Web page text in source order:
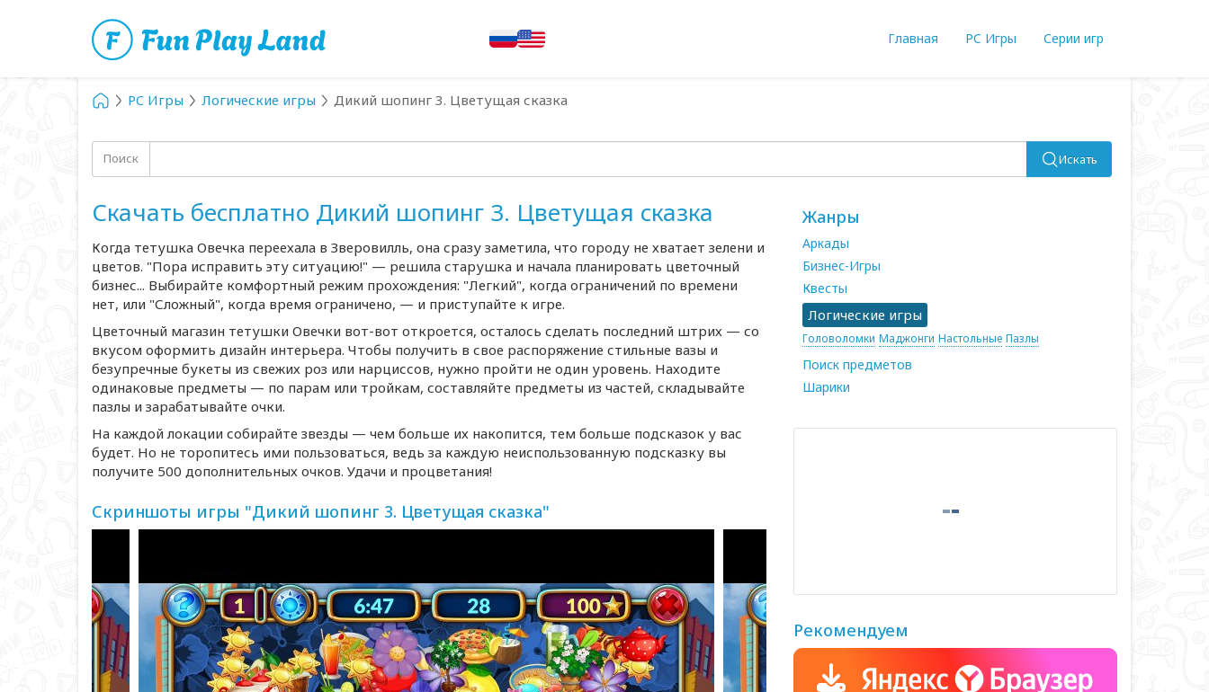
Главная PC Игры Серии игр
PC Игры Логические игры Дикий шопинг 3. Цветущая сказка
Поиск Искать
Скачать бесплатно Дикий шопинг 3. Цветущая сказка
Когда тетушка Овечка переехала в Зверовилль, она сразу заметила, что городу не хватает зелени и
цветов. "Пора исправить эту ситуацию!" — решила старушка и начала планировать цветочный
бизнес... Выбирайте комфортный режим прохождения: "Легкий", когда ограничений по времени
нет, или "Сложный", когда время ограничено, — и приступайте к игре.
Цветочный магазин тетушки Овечки вот-вот откроется, осталось сделать последний штрих — со
вкусом оформить дизайн интерьера. Чтобы получить в свое распоряжение стильные вазы и
безупречные букеты из свежих роз или нарциссов, нужно пройти не один уровень. Находите
одинаковые предметы — по парам или тройкам, составляйте предметы из частей, складывайте
пазлы и зарабатывайте очки.
На каждой локации собирайте звезды — чем больше их накопится, тем больше подсказок у вас
будет. Но не торопитесь ими пользоваться, ведь за каждую неиспользованную подсказку вы
получите 500 дополнительных очков. Удачи и процветания!
Скриншоты игры "Дикий шопинг 3. Цветущая сказка"
Жанры
Аркады
Бизнес-Игры
Квесты
Логические игры
Головоломки Маджонги Настольные Пазлы
Поиск предметов
Шарики
Рекомендуем